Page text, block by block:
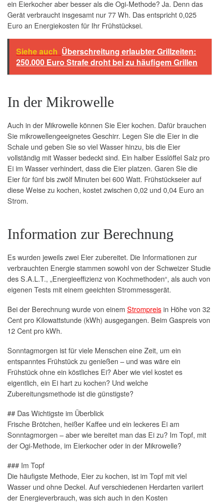
ein Eierkocher aber besser als die Ogi-Methode? Ja. Denn das
Gerät verbraucht insgesamt nur 77 Wh. Das entspricht 0,025
Euro an Energiekosten für Ihr Frühstücksei.
Siehe auch Überschreitung erlaubter Grillzeiten:
250.000 Euro Strafe droht bei zu häufigem Grillen
In der Mikrowelle
Auch in der Mikrowelle können Sie Eier kochen. Dafür brauchen
Sie mikrowellengeeignetes Geschirr. Legen Sie die Eier in die
Schale und geben Sie so viel Wasser hinzu, bis die Eier
vollständig mit Wasser bedeckt sind. Ein halber Esslöffel Salz pro
Ei im Wasser verhindert, dass die Eier platzen. Garen Sie die
Eier für fünf bis zwölf Minuten bei 600 Watt. Frühstückseier auf
diese Weise zu kochen, kostet zwischen 0,02 und 0,04 Euro an
Strom.
Information zur Berechnung
Es wurden jeweils zwei Eier zubereitet. Die Informationen zur
verbrauchten Energie stammen sowohl von der Schweizer Studie
des S.A.L.T., „Energieeffizienz von Kochmethoden“, als auch von
eigenen Tests mit einem geeichten Strommessgerät.
Bei der Berechnung wurde von einem Strompreisin Höhe von 32
Cent pro Kilowattstunde (kWh) ausgegangen. Beim Gaspreis von
12 Cent pro kWh.
Sonntagmorgen ist für viele Menschen eine Zeit, um ein
entspanntes Frühstück zu genießen – und was wäre ein
Frühstück ohne ein köstliches Ei? Aber wie viel kostet es
eigentlich, ein Ei hart zu kochen? Und welche
Zubereitungsmethode ist die günstigste?
## Das Wichtigste im Überblick
Frische Brötchen, heißer Kaffee und ein leckeres Ei am
Sonntagmorgen – aber wie bereitet man das Ei zu? Im Topf, mit
der Ogi-Methode, im Eierkocher oder in der Mikrowelle?
### Im Topf
Die häufigste Methode, Eier zu kochen, ist im Topf mit viel
Wasser und ohne Deckel. Auf verschiedenen Herdarten variiert
der Energieverbrauch, was sich auch in den Kosten